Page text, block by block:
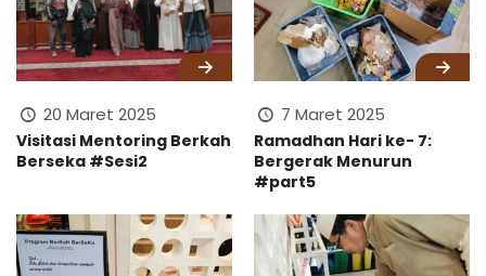
20 Maret 2025
Visitasi Mentoring Berkah
Berseka #Sesi2
7 Maret 2025
Ramadhan Hari ke- 7:
Bergerak Menurun
#part5